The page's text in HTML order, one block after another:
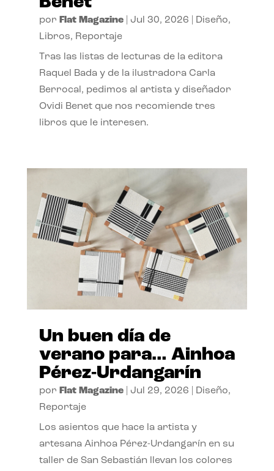
por Flat Magazine| Jul 30, 2026 Diseño,
Libros, Reportaje
Tras las listas de lecturas de la editora
Raquel Bada y de la ilustradora Carla
Berrocal, pedimos al artista y diseñador
Ovidi Benet que nos recomiende tres
libros que le interesen.
Un buen día de
verano para… Ainhoa
Pérez-Urdangarín
por Flat Magazine| Jul 29, 2026 Diseño,
Reportaje
Los asientos que hace la artista y
artesana Ainhoa Pérez-Urdangarín en su
taller de San Sebastián llevan los colores